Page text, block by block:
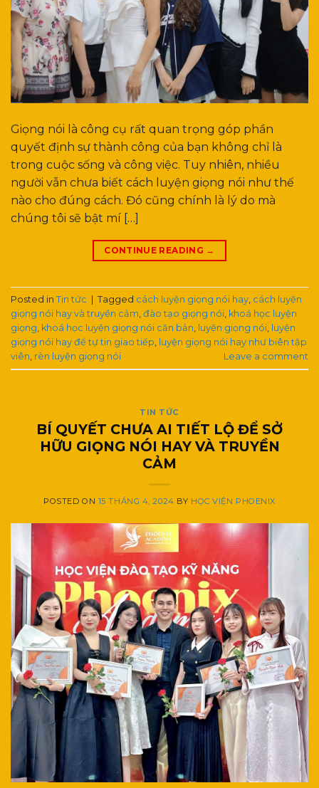
Giọng nói là công cụ rất quan trọng góp phần
quyết định sự thành công của bạn không chỉ là
trong cuộc sống và công việc. Tuy nhiên, nhiều
người vẫn chưa biết cách luyện giọng nói như thế
nào cho đúng cách. Đó cũng chính là lý do mà
chúng tôi sẽ bật mí […]
CONTINUE READING →
Posted in Tin tức | Tagged cách luyện giọng nói hay cách luyện
giọng nói hay và truyền cảm đào tạo giọng nói khoá học luyện
giọng khoá học luyện giọng nói căn bản luyện giọng nói luyện
giọng nói hay để tự tin giao tiếp luyện giọng nói hay như biên tập
viên rèn luyện giọng nói Leave a comment
TIN TỨC
BÍ QUYẾT CHƯA AI TIẾT LỘ ĐỂ SỞ
HỮU GIỌNG NÓI HAY VÀ TRUYỀN
CẢM
POSTED ON 15 THÁNG 4, 2024 BY HỌC VIỆN PHOENIX